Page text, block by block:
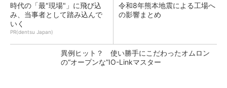
時代の「最"現場"」に飛び込
み、当事者として踏み込んで
いく
PR(dentsu Japan)
令和8年熊本地震による工場へ
の影響まとめ
異例ヒット？ 使い勝手にこだわったオムロン
の“オープンな”IO-Linkマスター